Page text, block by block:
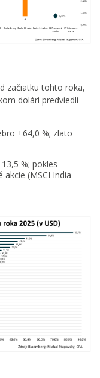
začiatku tohto roka,
dolári predviedli
+64,0 %; zlato
%; pokles
akcie (MSCI India